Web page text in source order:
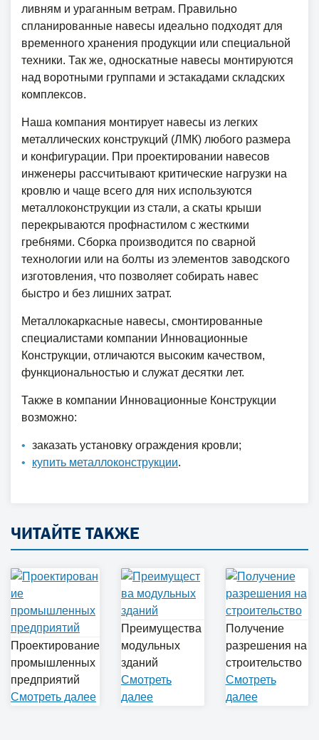
ливням и ураганным ветрам. Правильно
спланированные навесы идеально подходят для
временного хранения продукции или специальной
техники. Так же, односкатные навесы монтируются
над воротными группами и эстакадами складских
комплексов.
Наша компания монтирует навесы из легких
металлических конструкций (ЛМК) любого размера
и конфигурации. При проектировании навесов
инженеры рассчитывают критические нагрузки на
кровлю и чаще всего для них используются
металлоконструкции из стали, а скаты крыши
перекрываются профнастилом с жесткими
гребнями. Сборка производится по сварной
технологии или на болты из элементов заводского
изготовления, что позволяет собирать навес
быстро и без лишних затрат.
Металлокаркасные навесы, смонтированные
специалистами компании Инновационные
Конструкции, отличаются высоким качеством,
функциональностью и служат десятки лет.
Также в компании Инновационные Конструкции
возможно:
заказать установку ограждения кровли;
купить металлоконструкции.
ЧИТАЙТЕ ТАКЖЕ
Проектирование
промышленных
предприятий
Cмотреть далее
Преимущества
модульных
зданий
Cмотреть
далее
Получение
разрешения на
строительство
Cмотреть
далее